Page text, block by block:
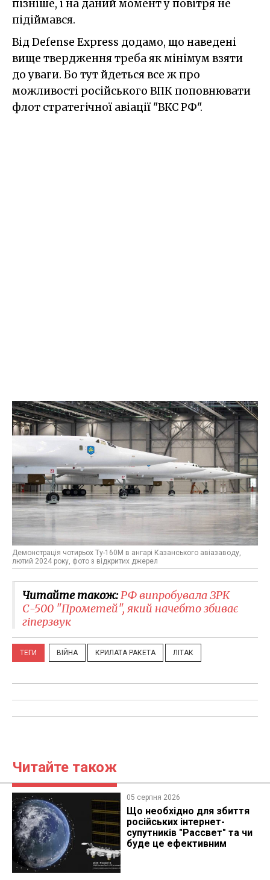
пізніше, і на даний момент у повітря не
підіймався.
Від Defense Express додамо, що наведені
вище твердження треба як мінімум взяти
до уваги. Бо тут йдеться все ж про
можливості російського ВПК поповнювати
флот стратегічної авіації "ВКС РФ".
Демонстрація чотирьох Ту-160М в ангарі Казанського авіазаводу,
лютий 2024 року, фото з відкритих джерел
Читайте також:РФ випробувала ЗРК
С-500 "Прометей", який начебто збиває
гіперзвук
ТЕГИ ВІЙНА КРИЛАТА РАКЕТА ЛІТАК
Читайте також
05 серпня 2026
Що необхідно для збиття
російських інтернет-
супутників "Рассвет" та чи
буде це ефективним